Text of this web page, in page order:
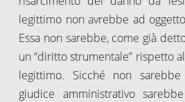
legittimo non avrebbe ad
Essa non sarebbe, come già
un “diritto strumentale” rispetto
legittimo. Sicché non
giudice amministrativo